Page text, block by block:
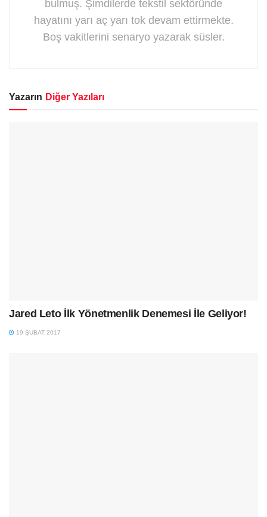
bulmuş. Şimdilerde tekstil sektöründe
hayatını yarı aç yarı tok devam ettirmekte.
Boş vakitlerini senaryo yazarak süsler.
Yazarın Diğer Yazıları
Jared Leto İlk Yönetmenlik Denemesi İle Geliyor!
19 ŞUBAT 2017